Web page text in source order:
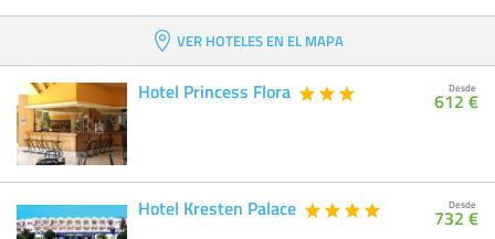
VER HOTELES EN EL MAPA
Hotel Princess Flora Desde
612 €
Hotel Kresten Palace Desde
732 €